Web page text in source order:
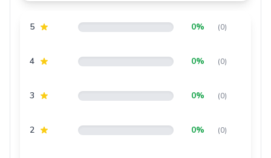
5 0% (0)
4 0% (0)
3 0% (0)
2 0% (0)